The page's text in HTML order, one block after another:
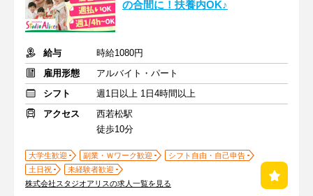
の合間に！扶養内OK♪
給与
時給1080円
雇用形態
アルバイト・パート
シフト
週1日以上 1日4時間以上
アクセス
西若松駅
徒歩10分
大学生歓迎 副業・Ｗワーク歓迎
シフト自由・自己申告
土日祝
未経験者歓迎
株式会社スタジオアリスの求人一覧を見る